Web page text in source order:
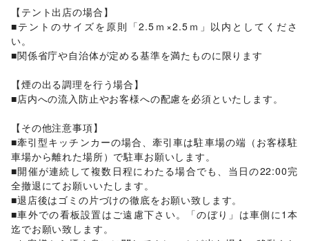
生活サービス
携帯キャリア・格安SIM/インターネット・プロバイダ /
電気・ガス
ウォーターサーバー/
ハウスクリーニング・家事代行 定期宅配
リサイクル雑貨・古本/ 買取査定・金券/
ギフト・プレゼント/冠婚葬祭
住宅（購入・賃貸）/たばこ 修理・メンテナンス
就職・転職・求人/ その他生活サービス
クレジットカード
不動産投資/その他金融サービス
子育て・教育
ベビー用品/ランドセル/学習教材・通信教育
子供向け教室・レッスン/塾・家庭教師
その他子育て・教育
美容・健康・医療
ジム・フィットネス
【テント出店の場合】
■テントのサイズを原則「2.5ｍ×2.5ｍ」以内としてくださ
い。
■関係省庁や自治体が定める基準を満たものに限ります
【煙の出る調理を行う場合】
■店内への流入防止やお客様への配慮を必須といたします。
【その他注意事項】
■牽引型キッチンカーの場合、牽引車は駐車場の端（お客様駐
車場から離れた場所）で駐車お願いします。
■開催が連続して複数日程にわたる場合でも、当日の22:00完
全撤退にてお願いいたします。
■退店後はゴミの片づけの徹底をお願い致します。
■車外での看板設置はご遠慮下さい。「のぼり」は車側に1本
迄でお願い致します。